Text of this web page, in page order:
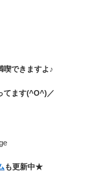
喫できますよ♪
てます(^O^)／
も更新中★